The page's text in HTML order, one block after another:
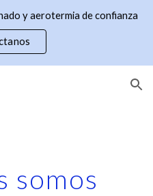
y aerotermia de confianza
somos